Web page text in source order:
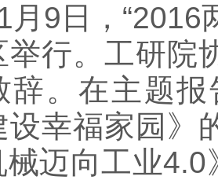
日，“2016两
举行。工研院
辞。在主题
设幸福家园》
械迈向工业